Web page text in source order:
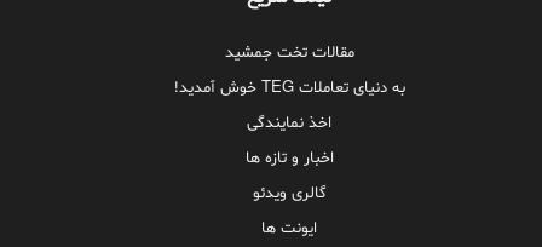
مقالات تخت جمشید
به دنیای تعاملات TEG خوش آمدید!
اخذ نمایندگی
اخبار و تازه ها
گالری ویدئو
ایونت ها